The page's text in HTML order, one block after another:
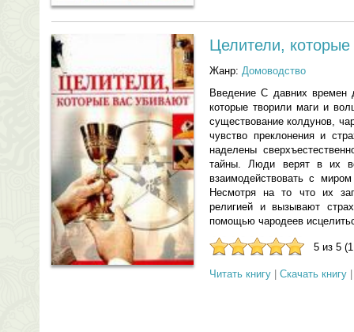
Целители,
Жанр: Домоводство
Введение С давних
которые творили маги и
существование колдунов,
чувство преклонения и
наделены
тайны. Люди верят в их
взаимодействовать с
Несмотря на то что их
религией и вызывают
помощью чародеев
5 из 5
Читать книгу Скачать книгу